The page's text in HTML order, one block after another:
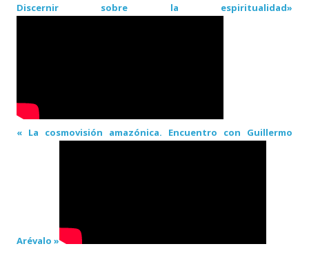
Discernir sobre la espiritualidad»
« La cosmovisión amazónica. Encuentro con Guillermo
Arévalo »